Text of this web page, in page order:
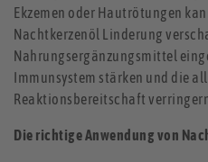
Ekzemen oder Hautrötungen
Nachtkerzenöl Linderung
Nahrungsergänzungsmittel
Immunsystem stärken und die
Reaktionsbereitschaft
Die richtige Anwendung von